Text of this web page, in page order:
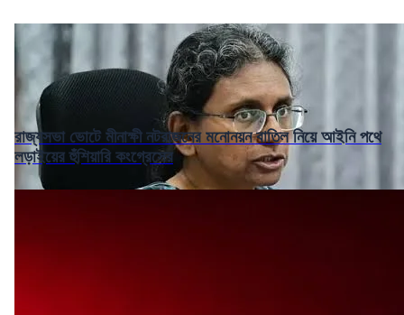
রাজ্যসভা ভোটে মীনাক্ষী নটরাজনের মনোনয়ন বাতিল নিয়ে আইনি পথে
লড়াইয়ের হুঁশিয়ারি কংগ্রেসের